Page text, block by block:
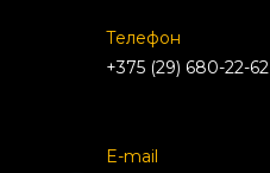
Телефон
+375 (29) 680-22-62
E-mail